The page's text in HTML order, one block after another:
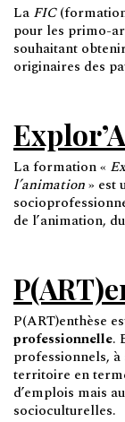
La FIC
pour les primo-
souhaitant
originaires des
La formation «
l’animation» est
de l’animation,
P(ART)enthèse
professionnelle.
professionnels,
territoire en
d’emplois mais
socioculturelles.